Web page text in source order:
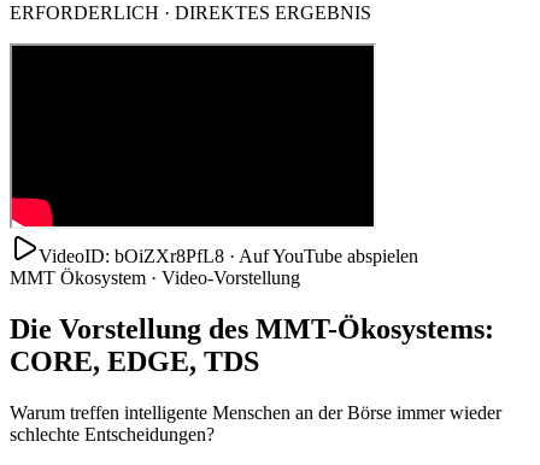
ERFORDERLICH · DIREKTES ERGEBNIS
VideoID: bOiZXr8PfL8 · Auf YouTube abspielen
MMT Ökosystem · Video-Vorstellung
Die Vorstellung des MMT-Ökosystems:
CORE, EDGE, TDS
Warum treffen intelligente Menschen an der Börse immer wieder
schlechte Entscheidungen?